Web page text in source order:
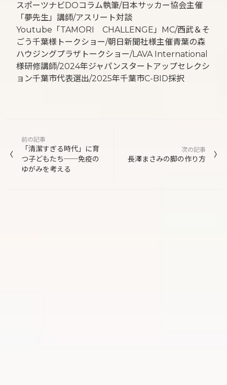
スポーツナビDOコラム執筆/日本サッカー協会主催
「夢先生」講師/アスリート対談
Youtube「TAMORI CHALLENGE」MC/西武＆そ
ごう千葉様トークショー/朝日新聞社様主催青葉の森
ハウジングプラザトークショー/LAVA International
様研修講師/2024年ジャパンスタートアップセレクシ
ョン千葉市代表選出/2025年千葉市C-BID採択
稿
前の記事
「清潔すぎる時代」に育
つ子どもたち──免疫の
ゆがみを考える
次の記事
長澤まさみの脚の作り方